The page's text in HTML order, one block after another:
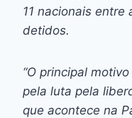
11 nacionais
detidos.
“O principal
pela luta pela
que acontece na